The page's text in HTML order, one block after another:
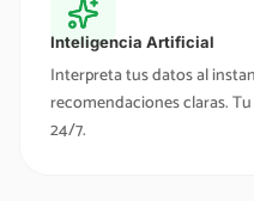
Inteligencia Artificial
Interpreta tus datos al
recomendaciones claras.
24/7.